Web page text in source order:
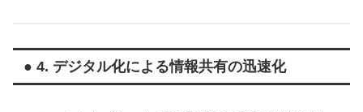
● 4. デジタル化による情報共有の迅速化